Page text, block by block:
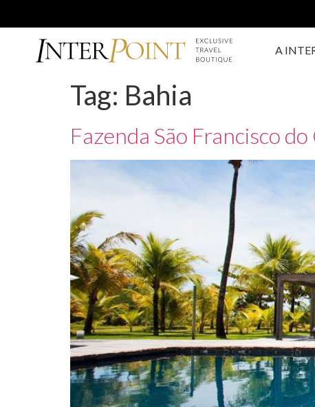
A
Tag: Bahia
Fazenda São Francisco